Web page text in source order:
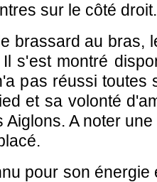
sur le côté droit.
brassard au bras,
s'est montré
pas réussi toutes
et sa volonté
Aiglons. A noter
pour son énergie